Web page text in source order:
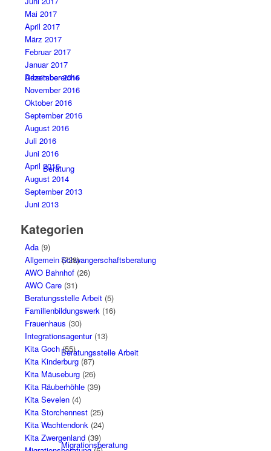
Arbeitsbereiche
Beratung
Schwangerschaftsberatung
Beratungsstelle Arbeit
Migrationsberatung
Mai 2017
April 2017
März 2017
Februar 2017
Januar 2017
Dezember 2016
November 2016
Oktober 2016
September 2016
August 2016
Juli 2016
Juni 2016
April 2016
August 2014
September 2013
Juni 2013
Kategorien
Ada(9)
Allgemein(728)
AWO Bahnhof(26)
AWO Care(31)
Beratungsstelle Arbeit(5)
Familienbildungswerk(16)
Frauenhaus (30)
Integrationsagentur(13)
Kita Goch(55)
Kita Kinderburg(87)
Kita Mäuseburg(26)
Kita Räuberhöhle(39)
Kita Sevelen(4)
Kita Storchennest(25)
Kita Wachtendonk(24)
Kita Zwergenland(39)